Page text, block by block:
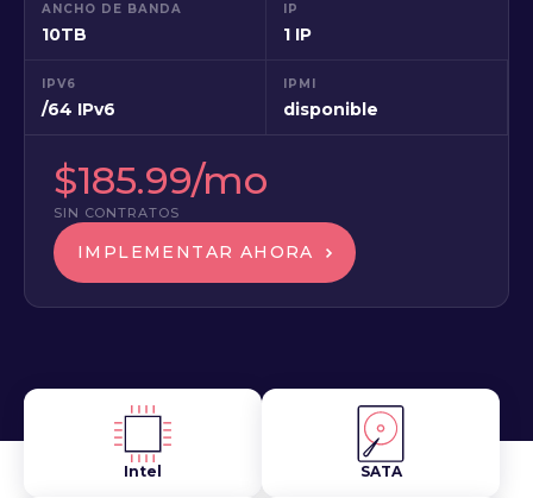
ANCHO DE BANDA
10TB
IP
1 IP
IPV6
/64 IPv6
IPMI
disponible
$185.99/mo
SIN CONTRATOS
IMPLEMENTAR AHORA
Intel SATA